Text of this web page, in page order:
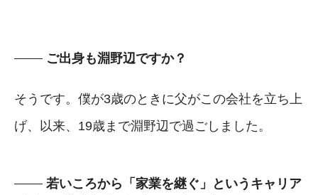
ご出身も淵野辺ですか？
そうです。僕が3歳のときに父がこの会社を立ち上
げ、以来、19歳まで淵野辺で過ごしました。
若いころから「家業を継ぐ」というキャリア